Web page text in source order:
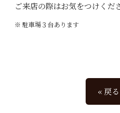
ご来店の際はお気をつけくだ
※ 駐車場３台あります
« 戻る